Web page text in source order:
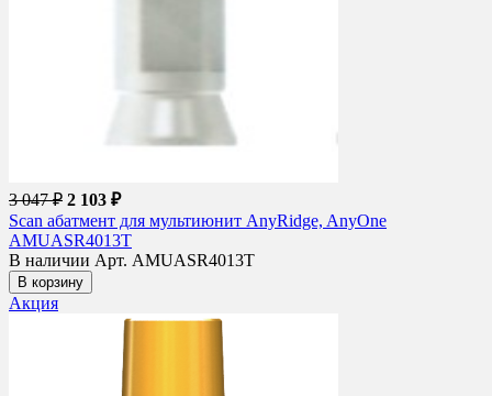
3 047 ₽ 2 103 ₽
Scan абатмент для мультиюнит AnyRidge, AnyOne
AMUASR4013T
В наличии Арт. AMUASR4013T
В корзину
Акция